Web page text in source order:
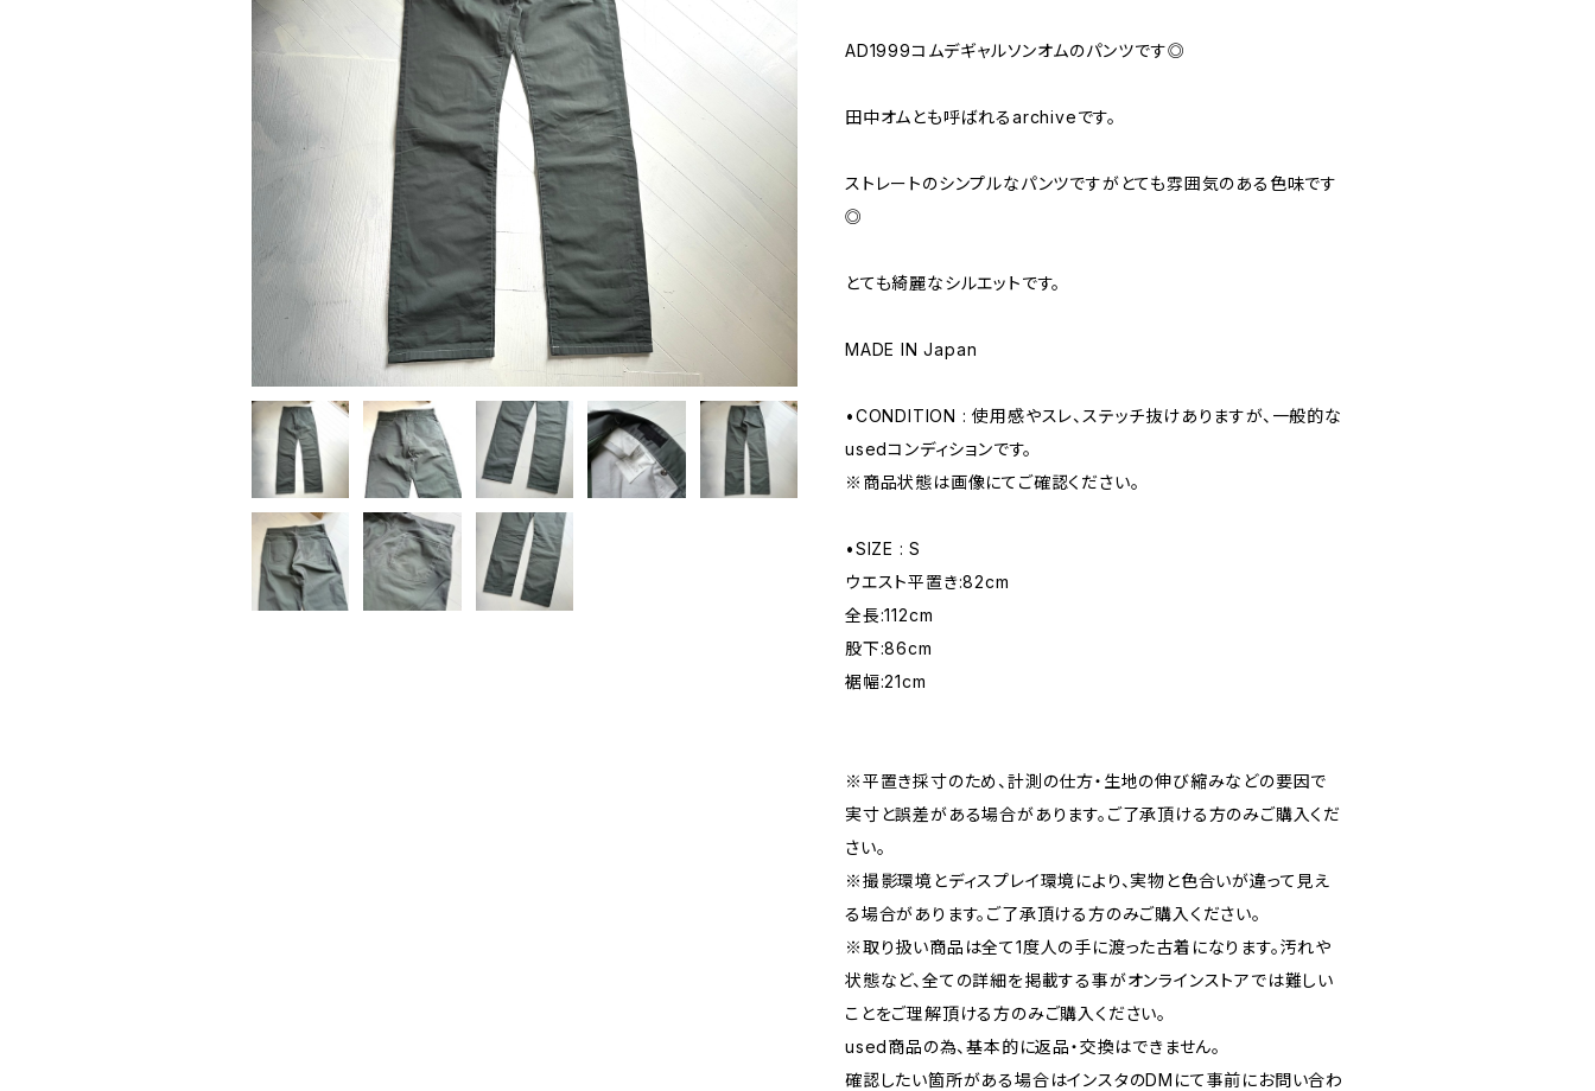
AD1999コムデギャルソンオムのパンツです◎
田中オムとも呼ばれるarchiveです。
ストレートのシンプルなパンツですがとても雰囲気のある色味です
◎
とても綺麗なシルエットです。
MADE IN Japan
•CONDITION : 使用感やスレ、ステッチ抜けありますが、一般的な
usedコンディションです。
※商品状態は画像にてご確認ください。
•SIZE : S
ウエスト平置き:82cm
全長:112cm
股下:86cm
裾幅:21cm
※平置き採寸のため、計測の仕方・生地の伸び縮みなどの要因で
実寸と誤差がある場合があります。ご了承頂ける方のみご購入くだ
さい。
※撮影環境とディスプレイ環境により、実物と色合いが違って見え
る場合があります。ご了承頂ける方のみご購入ください。
※取り扱い商品は全て1度人の手に渡った古着になります。汚れや
状態など、全ての詳細を掲載する事がオンラインストアでは難しい
ことをご理解頂ける方のみご購入ください。
used商品の為、基本的に返品・交換はできません。
確認したい箇所がある場合はインスタのDMにて事前にお問い合わ